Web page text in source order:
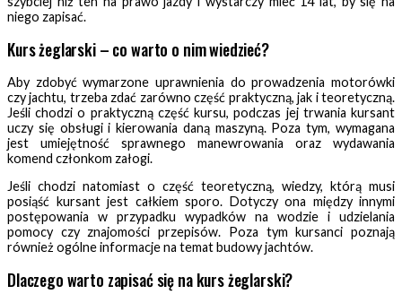
niego zapisać.
Kurs żeglarski – co warto o nim wiedzieć?
Aby zdobyć wymarzone uprawnienia do prowadzenia motorówki
czy jachtu, trzeba zdać zarówno część praktyczną, jak i teoretyczną.
Jeśli chodzi o praktyczną część kursu, podczas jej trwania kursant
uczy się obsługi i kierowania daną maszyną. Poza tym, wymagana
jest umiejętność sprawnego manewrowania oraz wydawania
komend członkom załogi.
Jeśli chodzi natomiast o część teoretyczną, wiedzy, którą musi
posiąść kursant jest całkiem sporo. Dotyczy ona między innymi
postępowania w przypadku wypadków na wodzie i udzielania
pomocy czy znajomości przepisów. Poza tym kursanci poznają
również ogólne informacje na temat budowy jachtów.
Dlaczego warto zapisać się na kurs żeglarski?